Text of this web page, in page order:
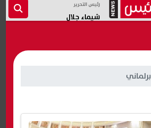
رئيس التحرير
شيماء جلال
برلماني